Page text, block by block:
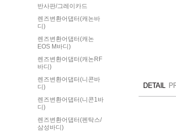
반사판/그레이카드
렌즈변환어댑터(캐논바
디)
렌즈변환어댑터(캐논
EOS M바디)
렌즈변환어댑터(캐논RF
바디)
렌즈변환어댑터(니콘바
디)
렌즈변환어댑터(니콘1바
디)
렌즈변환어댑터(펜탁스/
삼성바디)